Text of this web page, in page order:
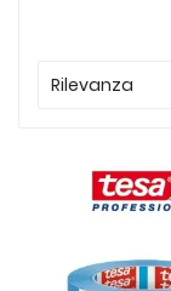
Rilevanza